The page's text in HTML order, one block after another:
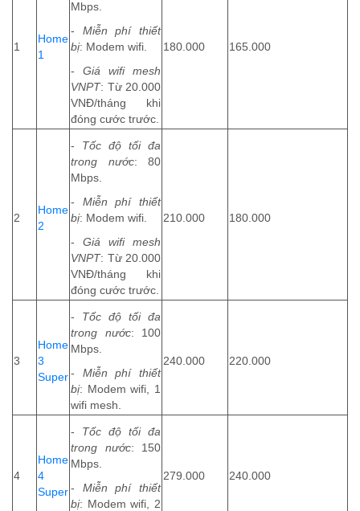
1
Home
1
Mbps.
- Miễn phí thiết
bị: Modem wifi.
- Giá wifi mesh
VNPT: Từ 20.000
VNĐ/tháng khi
đóng cước trước.
180.000 165.000
2
Home
2
- Tốc độ tối đa
trong nước: 80
Mbps.
- Miễn phí thiết
bị: Modem wifi.
- Giá wifi mesh
VNPT: Từ 20.000
VNĐ/tháng khi
đóng cước trước.
210.000 180.000
3
Home
3
Super
- Tốc độ tối đa
trong nước: 100
Mbps.
- Miễn phí thiết
bị: Modem wifi, 1
wifi mesh.
240.000 220.000
4
Home
4
Super
- Tốc độ tối đa
trong nước: 150
Mbps.
- Miễn phí thiết
bị: Modem wifi, 2
279.000 240.000